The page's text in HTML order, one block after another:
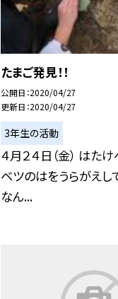
たまご発見！！
公開日 2020/04/27
更新日 2020/04/27
3年生の活動
４月２４日（金） はた
ベツのはをうらがえして
なん...